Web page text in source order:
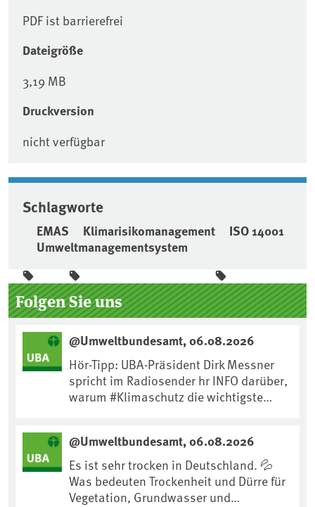
PDF ist barrierefrei
Dateigröße
3,19 MB
Druckversion
nicht verfügbar
Schlagworte
EMAS Klimarisikomanagement
ISO 14001
Umweltmanagementsystem
Seitenleiste
Folgen Sie uns
@Umweltbundesamt, 06.08.2026
Hör-Tipp: UBA-Präsident Dirk Messner
spricht im Radiosender hr INFO darüber,
warum #Klimaschutz die wichtigste
https://www.ardsounds.de/episode/urn
:ard:episode:0e7cf1c4b819c26d/
@Umweltbundesamt, 06.08.2026
Es ist sehr trocken in Deutschland. 💦
Was bedeuten Trockenheit und Dürre für
Vegetation, Grundwasser und